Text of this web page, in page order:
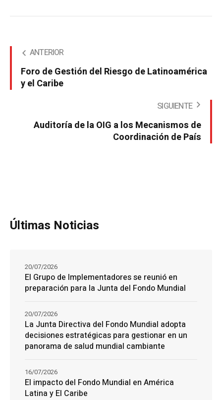
ANTERIOR
Foro de Gestión del Riesgo de Latinoamérica
y el Caribe
SIGUIENTE
Auditoría de la OIG a los Mecanismos de
Coordinación de País
Últimas Noticias
El Grupo de Implementadores se reunió en
preparación para la Junta del Fondo Mundial
20/07/2026
La Junta Directiva del Fondo Mundial adopta
decisiones estratégicas para gestionar en un
panorama de salud mundial cambiante
20/07/2026
El impacto del Fondo Mundial en América
Latina y El Caribe
16/07/2026